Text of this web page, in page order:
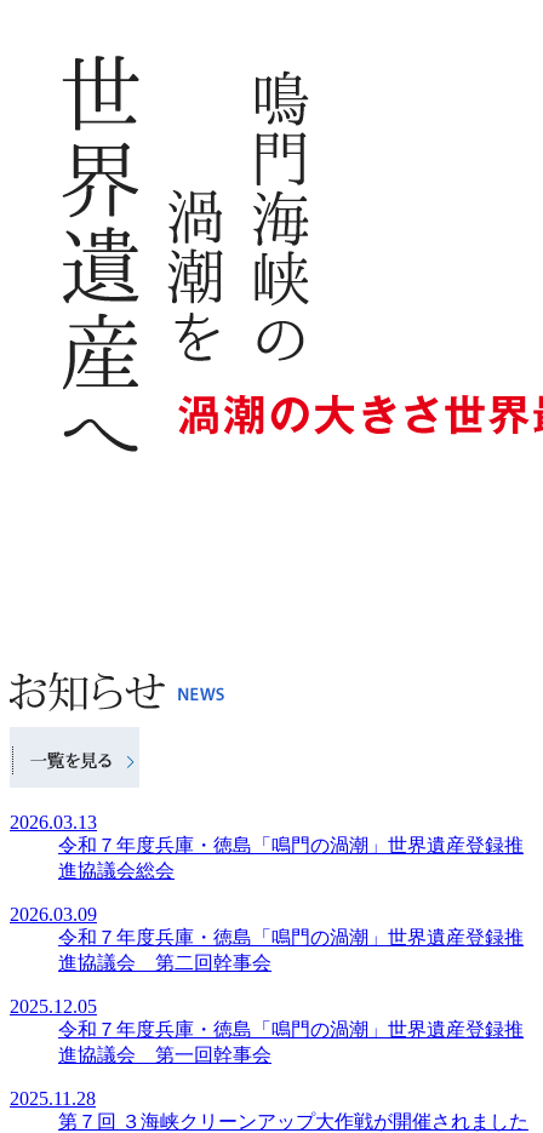
2026.03.13
令和７年度兵庫・徳島「鳴門の渦潮」世界遺産登録推
進協議会総会
2026.03.09
令和７年度兵庫・徳島「鳴門の渦潮」世界遺産登録推
進協議会 第二回幹事会
2025.12.05
令和７年度兵庫・徳島「鳴門の渦潮」世界遺産登録推
進協議会 第一回幹事会
2025.11.28
第７回 ３海峡クリーンアップ大作戦が開催されました